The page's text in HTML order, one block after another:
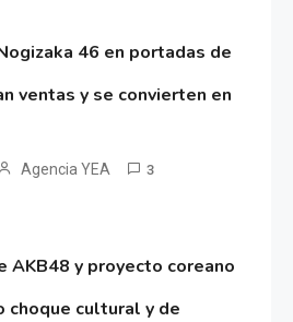
46 en portadas de
ventas y se convierten en
Agencia YEA 3
AKB48 y proyecto coreano
choque cultural y de